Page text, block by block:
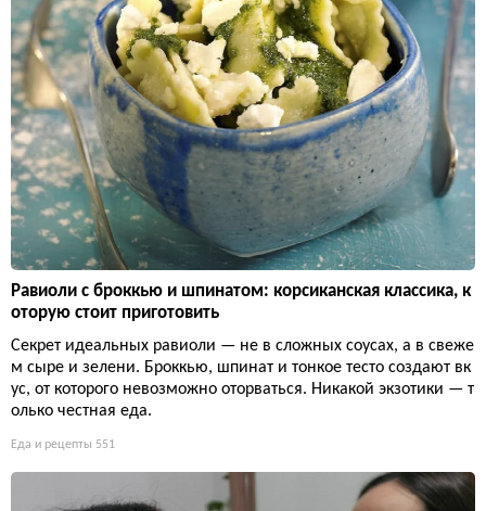
Равиоли с броккью и шпинатом: корсиканская классика, к
оторую стоит приготовить
Секрет идеальных равиоли — не в сложных соусах, а в свеже
м сыре и зелени. Броккью, шпинат и тонкое тесто создают вк
ус, от которого невозможно оторваться. Никакой экзотики — т
олько честная еда.
Еда и рецепты 551